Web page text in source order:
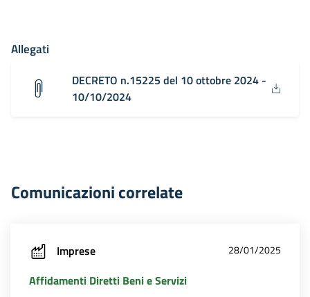
Allegati
DECRETO n.15225 del 10 ottobre 2024 -
10/10/2024
Comunicazioni correlate
Imprese 28/01/2025
Affidamenti Diretti Beni e Servizi